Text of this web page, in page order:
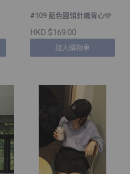
#109 藍色圓領針織背心🩵
HKD $169.00
加入購物車